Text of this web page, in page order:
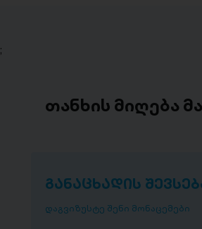
;
თანხის მიღება
განაცხადის
დაგვიზუსტე შენი მონაცემები